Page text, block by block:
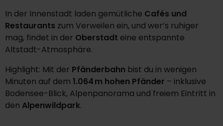
In der Innenstadt laden gemütliche Cafés und
Restaurants zum Verweilen ein, und wer’s ruhiger
mag, findet in der Oberstadt eine entspannte
Altstadt-Atmosphäre.
Highlight: Mit der Pfänderbahn bist du in wenigen
Minuten auf dem 1.064 m hohen Pfänder – inklusive
Bodensee-Blick, Alpenpanorama und freiem Eintritt in
den Alpenwildpark.